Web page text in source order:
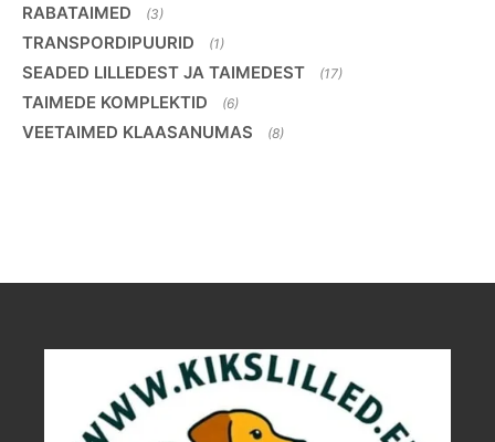
RABATAIMED (3)
TRANSPORDIPUURID (1)
SEADED LILLEDEST JA TAIMEDEST (17)
TAIMEDE KOMPLEKTID (6)
VEETAIMED KLAASANUMAS (8)